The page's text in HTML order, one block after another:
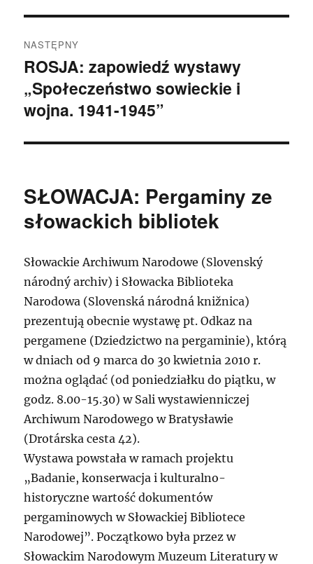
NASTĘPNY
Następny
wpis:
ROSJA: zapowiedź wystawy
„Społeczeństwo sowieckie i
wojna. 1941-1945”
SŁOWACJA: Pergaminy ze
słowackich bibliotek
Słowackie Archiwum Narodowe (Slovenský
národný archiv) i Słowacka Biblioteka
Narodowa (Slovenská národná knižnica)
prezentują obecnie wystawę pt. Odkaz na
pergamene (Dziedzictwo na pergaminie), którą
w dniach od 9 marca do 30 kwietnia 2010 r.
można oglądać (od poniedziałku do piątku, w
godz. 8.00-15.30) w Sali wystawienniczej
Archiwum Narodowego w Bratysławie
(Drotárska cesta 42).
Wystawa powstała w ramach projektu
„Badanie, konserwacja i kulturalno-
historyczne wartość dokumentów
pergaminowych w Słowackiej Bibliotece
Narodowej”. Początkowo była przez w
Słowackim Narodowym Muzeum Literatury w